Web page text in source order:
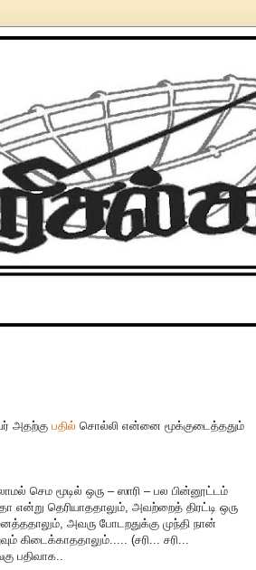
அதற்கு பதில் சொல்லி என்னை மூக்குடைத்ததும்
செம மூடில் ஒரு – ஸாரி – பல பின்னூட்டம்
தெரியாததாலும், அவற்றைத் திரட்டி ஒரு
அவரு போடறதுக்கு முந்தி நான்
கிடைக்காததாலும்..... (சரி... சரி...
பதிவாக..